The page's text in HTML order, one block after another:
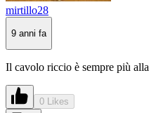
mirtillo28
9 anni fa
Il cavolo riccio è sempre più
0 Likes